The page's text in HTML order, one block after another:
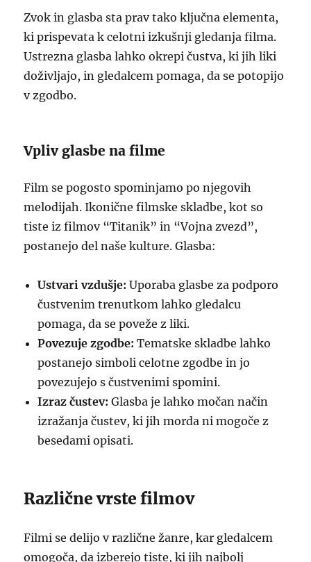
Zvok in glasba sta prav tako ključna elementa,
ki prispevata k celotni izkušnji gledanja filma.
Ustrezna glasba lahko okrepi čustva, ki jih liki
doživljajo, in gledalcem pomaga, da se potopijo
v zgodbo.
Vpliv glasbe na filme
Film se pogosto spominjamo po njegovih
melodijah. Ikonične filmske skladbe, kot so
tiste iz filmov “Titanik” in “Vojna zvezd”,
postanejo del naše kulture. Glasba:
Ustvari vzdušje: Uporaba glasbe za podporo
čustvenim trenutkom lahko gledalcu
pomaga, da se poveže z liki.
Povezuje zgodbe: Tematske skladbe lahko
postanejo simboli celotne zgodbe in jo
povezujejo s čustvenimi spomini.
Izraz čustev: Glasba je lahko močan način
izražanja čustev, ki jih morda ni mogoče z
besedami opisati.
Različne vrste filmov
Filmi se delijo v različne žanre, kar gledalcem
omogoča, da izberejo tiste, ki jih najbolj